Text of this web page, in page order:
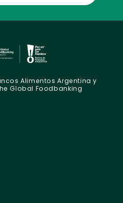
Alimentos Argentina y
Global Foodbanking